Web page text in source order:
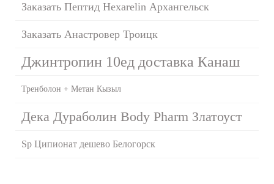
Заказать Пептид Hexarelin Архангельск
Заказать Анастровер Троицк
Джинтропин 10ед доставка Канаш
Тренболон + Метан Кызыл
Дека Дураболин Body Pharm Златоуст
Sp Ципионат дешево Белогорск